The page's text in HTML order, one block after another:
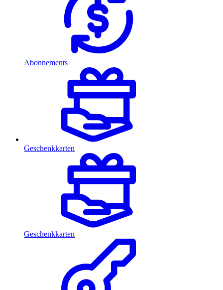
Abonnements
Geschenkkarten
Geschenkkarten